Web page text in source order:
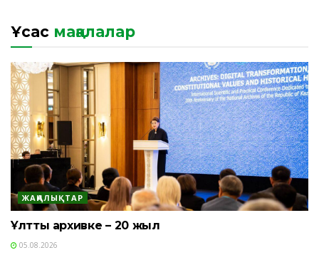
Ұқсас мақалалар
ЖАҢАЛЫҚТАР
Ұлттық архивке – 20 жыл
05.08.2026